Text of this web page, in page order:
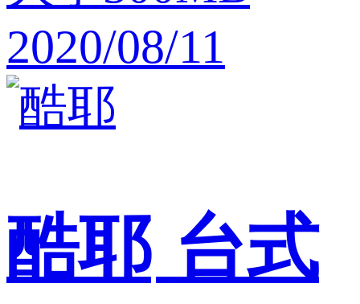
2020/08/11
酷耶 台式